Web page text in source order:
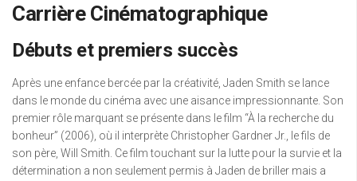
Carrière Cinématographique
Débuts et premiers succès
Après une enfance bercée par la créativité, Jaden Smith se lance
dans le monde du cinéma avec une aisance impressionnante. Son
premier rôle marquant se présente dans le film “À la recherche du
bonheur” (2006), où il interprète Christopher Gardner Jr., le fils de
son père, Will Smith. Ce film touchant sur la lutte pour la survie et la
détermination a non seulement permis à Jaden de briller mais a